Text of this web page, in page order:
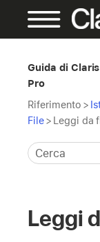
Guida di
Pro
Riferimento >
File> Leggi da
Leggi